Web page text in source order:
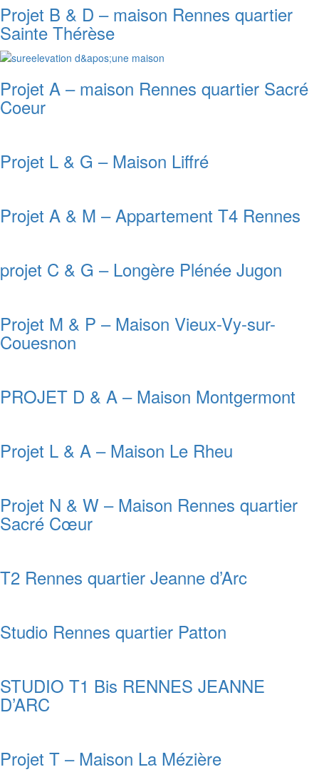
Projet B & D – maison Rennes quartier
Sainte Thérèse
Projet A – maison Rennes quartier Sacré
Coeur
Projet L & G – Maison Liffré
Projet A & M – Appartement T4 Rennes
projet C & G – Longère Plénée Jugon
Projet M & P – Maison Vieux-Vy-sur-
Couesnon
PROJET D & A – Maison Montgermont
Projet L & A – Maison Le Rheu
Projet N & W – Maison Rennes quartier
Sacré Cœur
T2 Rennes quartier Jeanne d’Arc
Studio Rennes quartier Patton
STUDIO T1 Bis RENNES JEANNE
D’ARC
Projet T – Maison La Mézière